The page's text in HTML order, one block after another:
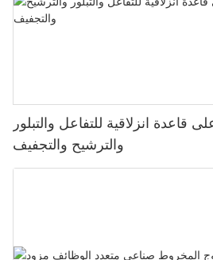
قاعدة انزلاقية للتفاعل والتبلور
والترشيح والتجفيف